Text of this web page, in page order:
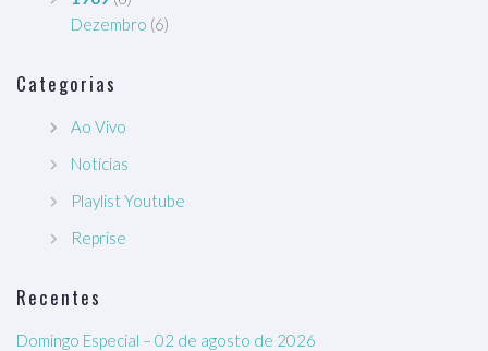
Dezembro (6)
Categorias
Ao Vivo
Notícias
Playlist Youtube
Reprise
Recentes
Domingo Especial – 02 de agosto de 2026